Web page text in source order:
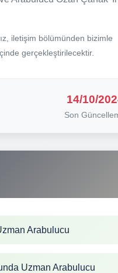
iletişim bölümünden bizimle
gerçekleştirilecektir.
14/10/
Son
Arabulucu
Uzman Arabulucu